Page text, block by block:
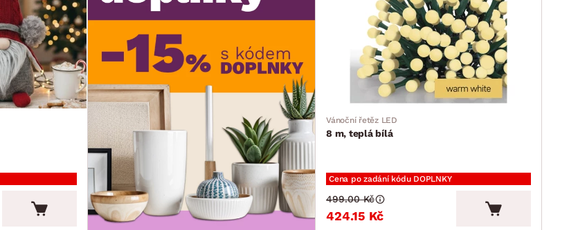
Vánoční řetěz LED
8 m, teplá bílá
Cena po zadání kódu DOPLNKY
424.15 Kč
499.00 Kč